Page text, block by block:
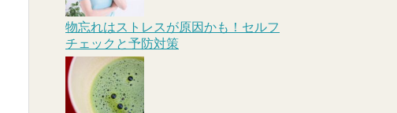
物忘れはストレスが原因かも！セルフ
チェックと予防対策